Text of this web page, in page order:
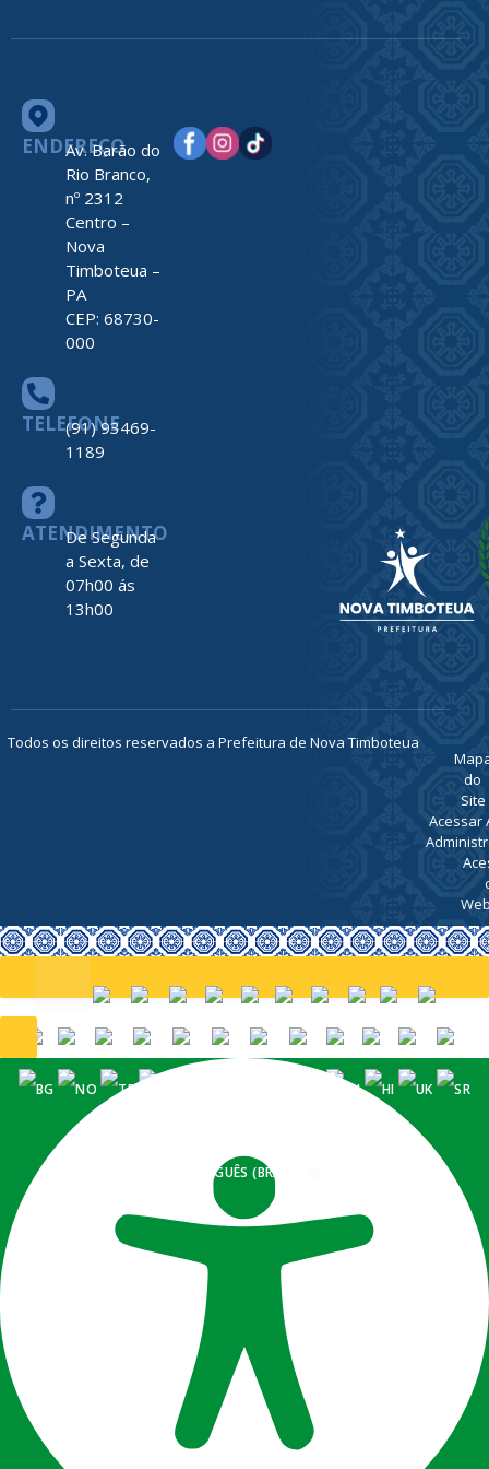
ENDEREÇO
Av. Barão do
Rio Branco,
nº 2312
Centro –
Nova
Timboteua –
PA
CEP: 68730-
000
TELEFONE
(91) 93469-
1189
ATENDIMENTO
De Segunda
a Sexta, de
07h00 ás
13h00
Todos os direitos reservados a Prefeitura de Nova Timboteua
do
Site
Acessar
PORTUGUÊS (BRASIL)